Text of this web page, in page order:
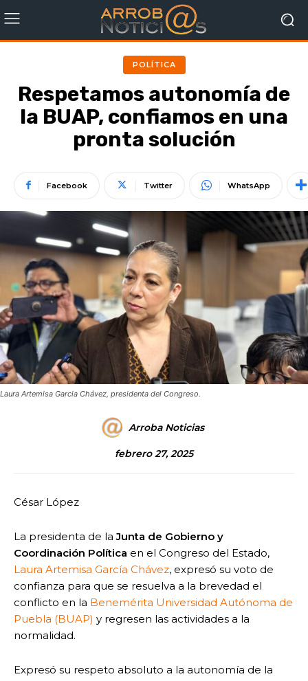
POLÍTICA
Respetamos autonomía de
la BUAP, confiamos en una
pronta solución
Facebook Twitter WhatsApp
Laura Artemisa Garcia Chávez, presidenta del Congreso.
Arroba Noticias
febrero 27, 2025
César López
La presidenta de laJunta de Gobierno y
Coordinación Política en el Congreso del Estado,
Laura Artemisa García Chávez, expresó su voto de
confianza para que se resuelva a la brevedad el
conflicto en la Benemérita Universidad Autónoma de
Puebla (BUAP) y regresen las actividades a la
normalidad.
Expresó su respeto absoluto a la autonomía de la